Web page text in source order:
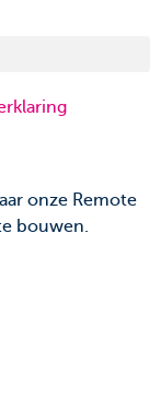
onze Remote
bouwen.